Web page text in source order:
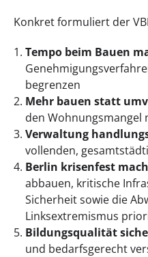
Konkret formuliert der
Tempo beim Bauen
begrenzen
Mehr bauen statt
den Wohnungsmangel
Verwaltung
vollenden,
Berlin krisenfest
abbauen, kritische
Sicherheit sowie die
Linksextremismus
Bildungsqualität
und bedarfsgerecht